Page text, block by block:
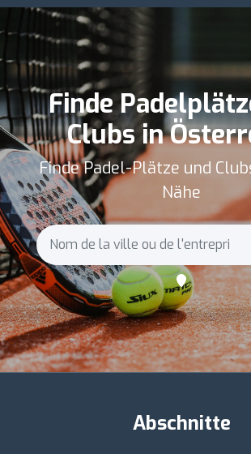
Finde
Clubs in
Finde Padel-Plätze und
Nähe
Abschnitte